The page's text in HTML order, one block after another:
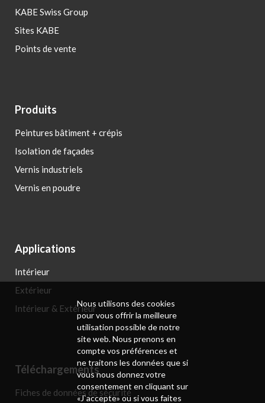
KABE Swiss Group
Sites KABE
Points de vente
Produits
Peintures bâtiment + crépis
Isolation de façades
Vernis industriels
Vernis en poudre
Applications
Intérieur
Extérieur
Intérieur & Extérieur
Téléchargements
Fiches de données de sécurité
Nous utilisons des cookies
pour vous offrir la meilleure
utilisation possible de notre
site web. Nous prenons en
compte vos préférences et
ne traitons les données que si
vous nous donnez votre
consentement en cliquant sur
«J`accepte» ou si vous faites